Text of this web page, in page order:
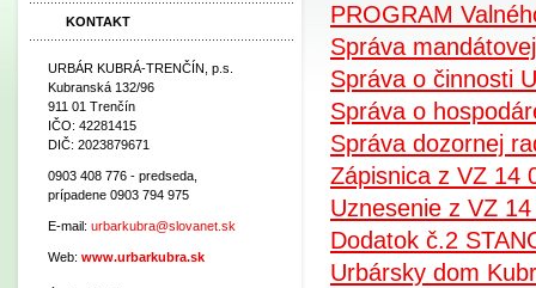
PROGRAM
Správa
Správa o činnosti
Správa o
Správa dozornej
Zápisnica z VZ 14
Uznesenie z VZ
Dodatok č.2
Urbársky dom
KONTAKT
URBÁR KUBRÁ-TRENČÍN, p.s.
Kubranská 132/96
911 01 Trenčín
IČO: 42281415
DIČ: 2023879671
0903 408 776 - predseda,
prípadene 0903 794 975
E-mail: urbarkubra@slovanet.sk
Web: www.urbarkubra.sk